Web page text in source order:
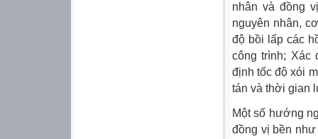
nhân và đồng
nguyên nhân,
độ bồi lấp các
công trình; Xác
định tốc độ xói
tán và thời gian
Một số hướng
đồng vị bền